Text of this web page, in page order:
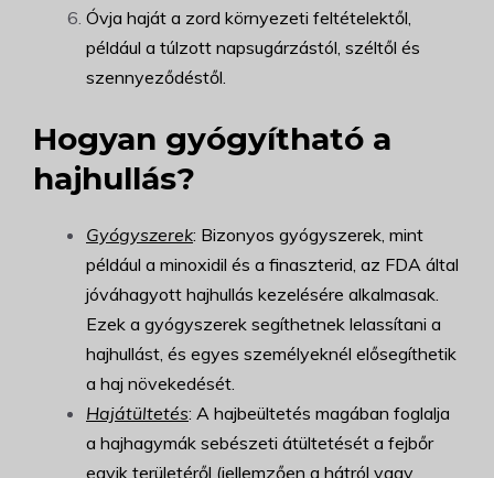
Óvja haját a zord környezeti feltételektől,
például a túlzott napsugárzástól, széltől és
szennyeződéstől.
Hogyan gyógyítható a
hajhullás?
Gyógyszerek: Bizonyos gyógyszerek, mint
például a minoxidil és a finaszterid, az FDA által
jóváhagyott hajhullás kezelésére alkalmasak.
Ezek a gyógyszerek segíthetnek lelassítani a
hajhullást, és egyes személyeknél elősegíthetik
a haj növekedését.
Hajátültetés: A hajbeültetés magában foglalja
a hajhagymák sebészeti átültetését a fejbőr
egyik területéről (jellemzően a hátról vagy